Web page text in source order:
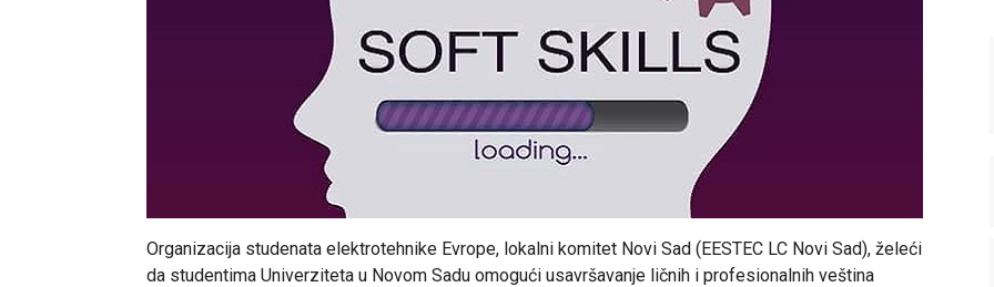
Organizacija studenata elektrotehnike Evrope, lokalni komitet Novi Sad (EESTEC LC Novi Sad), želeći
da studentima Univerziteta u Novom Sadu omogući usavršavanje ličnih i profesionalnih veština